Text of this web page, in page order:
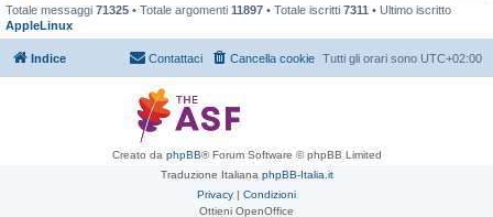
Totale messaggi 71325 • Totale argomenti 11897 • Totale iscritti 7311 • Ultimo iscritto
AppleLinux
Indice Tutti gli orari sono UTC+02:00
Cancella cookie
Contattaci
Creato da phpBB® Forum Software © phpBB Limited
Traduzione Italiana phpBB-Italia.it
Privacy | Condizioni
Ottieni OpenOffice